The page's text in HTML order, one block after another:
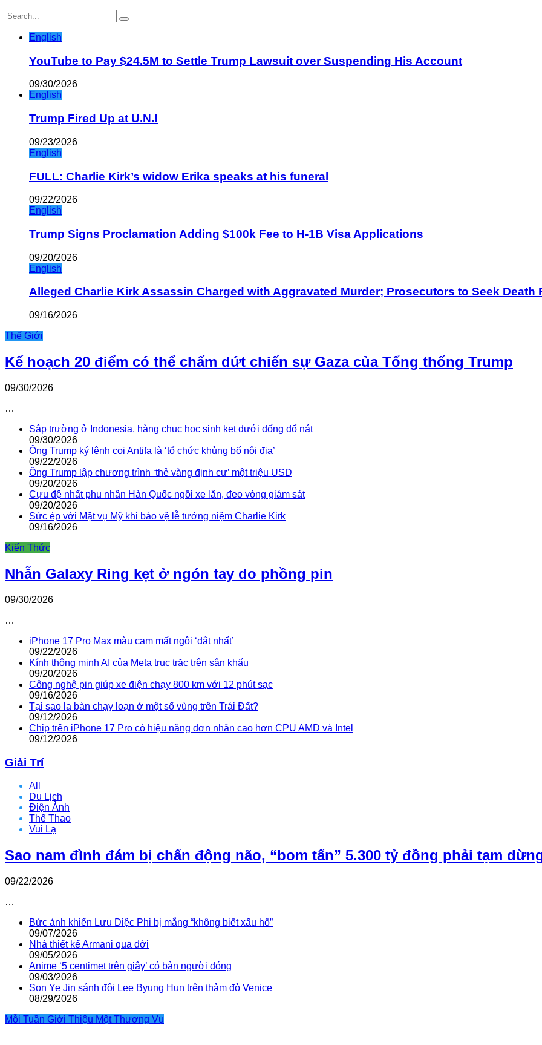
English
YouTube to Pay $24.5M to Settle Trump Lawsuit over Suspending His Account
09/30/2026
English
Trump Fired Up at U.N.!
09/23/2026
English
FULL: Charlie Kirk’s widow Erika speaks at his funeral
09/22/2026
English
Trump Signs Proclamation Adding $100k Fee to H-1B Visa Applications
09/20/2026
English
Alleged Charlie Kirk Assassin Charged with Aggravated Murder; Prosecutors to Seek Death
09/16/2026
Thế Giới
Kế hoạch 20 điểm có thể chấm dứt chiến sự Gaza của Tổng thống Trump
09/30/2026
…
Sập trường ở Indonesia, hàng chục học sinh kẹt dưới đống đổ nát
09/30/2026
Ông Trump ký lệnh coi Antifa là ‘tổ chức khủng bố nội địa’
09/22/2026
Ông Trump lập chương trình ‘thẻ vàng định cư’ một triệu USD
09/20/2026
Cựu đệ nhất phu nhân Hàn Quốc ngồi xe lăn, đeo vòng giám sát
09/20/2026
Sức ép với Mật vụ Mỹ khi bảo vệ lễ tưởng niệm Charlie Kirk
09/16/2026
Kiến Thức
Nhẫn Galaxy Ring kẹt ở ngón tay do phồng pin
09/30/2026
…
iPhone 17 Pro Max màu cam mất ngôi ‘đắt nhất’
09/22/2026
Kính thông minh AI của Meta trục trặc trên sân khấu
09/20/2026
Công nghệ pin giúp xe điện chạy 800 km với 12 phút sạc
09/16/2026
Tại sao la bàn chạy loạn ở một số vùng trên Trái Đất?
09/12/2026
Chip trên iPhone 17 Pro có hiệu năng đơn nhân cao hơn CPU AMD và Intel
09/12/2026
Giải Trí
All
Du Lịch
Điện Ảnh
Thể Thao
Vui Lạ
Sao nam đình đám bị chấn động não, “bom tấn” 5.300 tỷ đồng phải tạm
09/22/2026
…
Bức ảnh khiến Lưu Diệc Phi bị mắng “không biết xấu hổ”
09/07/2026
Nhà thiết kế Armani qua đời
09/05/2026
Anime ‘5 centimet trên giây’ có bản người đóng
09/03/2026
Son Ye Jin sánh đôi Lee Byung Hun trên thảm đỏ Venice
08/29/2026
Mỗi Tuần Giới Thiệu Một Thương Vụ